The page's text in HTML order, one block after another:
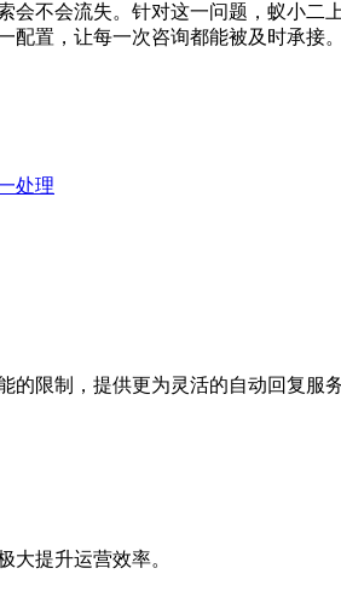
不会流失。针对这一问题，蚁小
置，让每一次咨询都能被及时承接。
处理
限制，提供更为灵活的自动回复服务
大提升运营效率。